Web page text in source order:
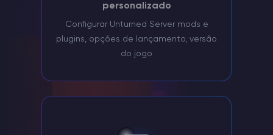
personalizado
Configurar Unturned Server mods e
plugins, opções de lançamento, versão
do jogo